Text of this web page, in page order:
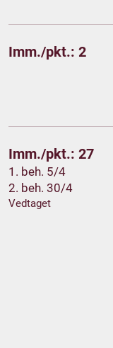
Imm./pkt.: 2
Imm./pkt.: 27
1. beh. 5/4
2. beh. 30/4
Vedtaget